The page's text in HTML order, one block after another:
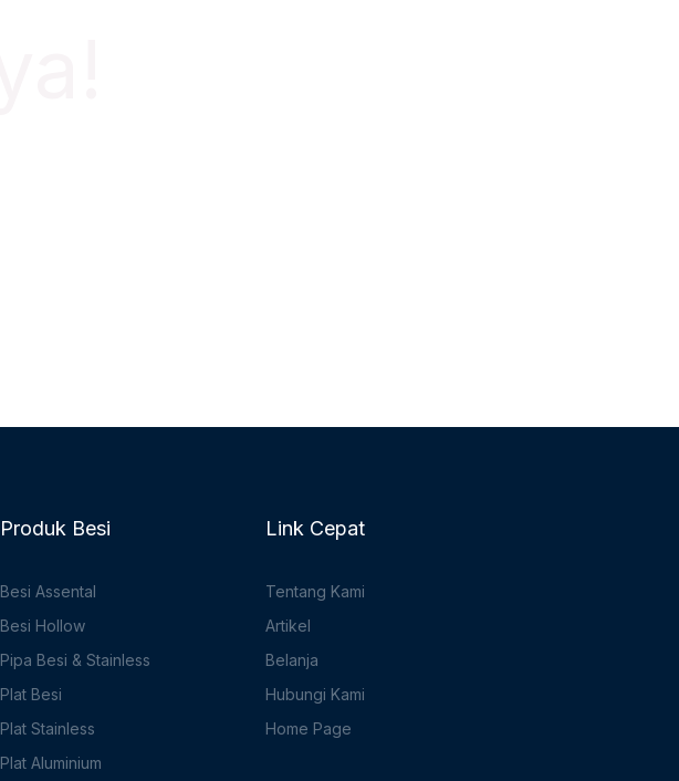
Produk Besi
Besi Assental
Besi Hollow
Pipa Besi & Stainless
Plat Besi
Plat Stainless
Plat Aluminium
Link Cepat
Tentang Kami
Artikel
Belanja
Hubungi Kami
Home Page